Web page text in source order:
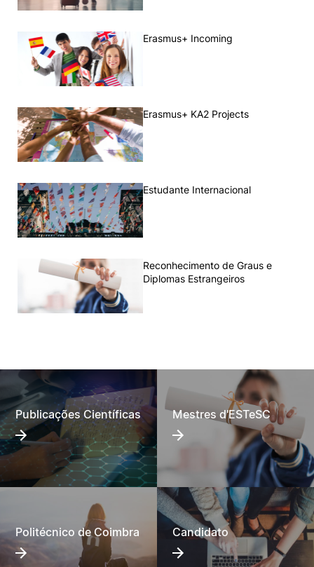
Erasmus+ Incoming
Erasmus+ KA2 Projects
Estudante Internacional
Reconhecimento de Graus e
Diplomas Estrangeiros
Publicações Científicas Mestres d'ESTeSC
Politécnico de Coimbra Candidato